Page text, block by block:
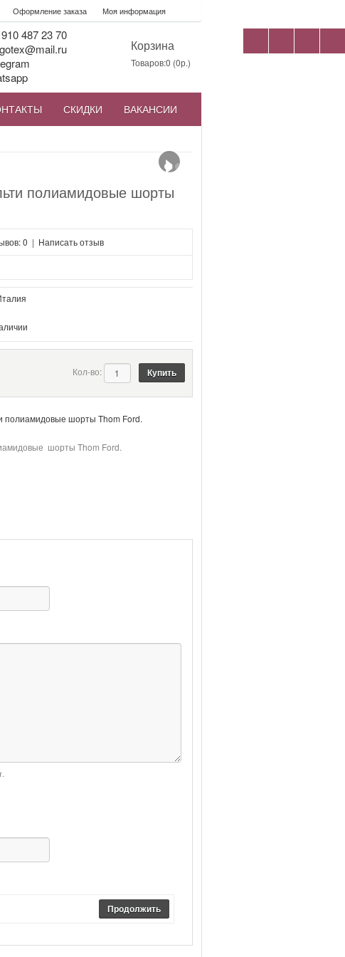
Оформление заказа Моя информация
Корзина
Товаров:0 (0р.)
487 23 70
СКИДКИ ВАКАНСИИ
›
полиамидовые шорты
0 | Написать отзыв
Кол-во:
полиамидовые шорты Thom Ford.
шорты Thom Ford.
Продолжить